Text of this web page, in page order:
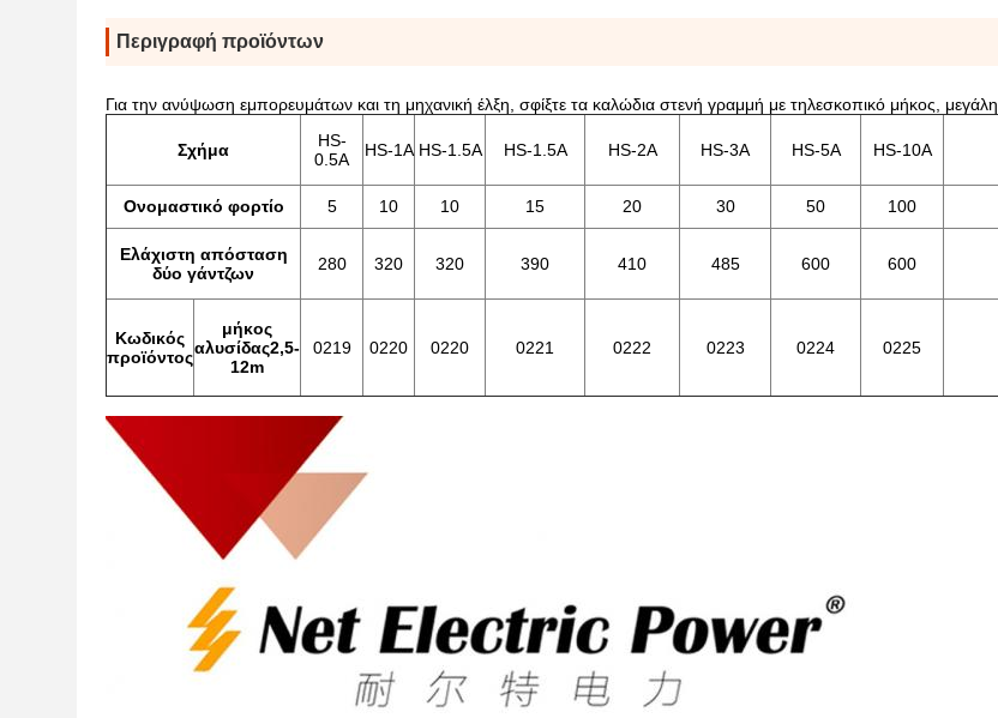
Περιγραφή προϊόντων
Για την ανύψωση εμπορευμάτων και τη μηχανική έλξη, σφίξτε τα καλώδια στενή γραμμή με τηλεσκοπικό μήκος, μεγάλη.
Σχήμα
HS-
0.5A
HS-1A HS-1.5Α HS-1.5Α HS-2A HS-3A HS-5A HS-10A
Ονομαστικό φορτίο 5 10 10 15 20 30 50 100
Ελάχιστη απόσταση
δύο γάντζων
280 320 320 390 410 485 600 600
Κωδικός
προϊόντος
μήκος
αλυσίδας2,5-
12m
0219 0220 0220 0221 0222 0223 0224 0225